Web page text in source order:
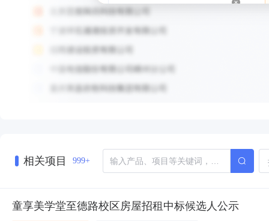
相关项目 999+
童享美学堂至德路校区房屋招租中标候选人公示